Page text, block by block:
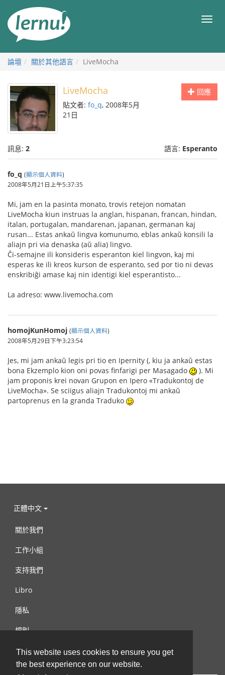
This website uses cookies to ensure you get
the best experience on our website.
目
論壇 關於其他語言 LiveMocha
回應
LiveMocha
貼文者: fo_q, 2008年5月
21日
訊息: 2 語言: Esperanto
fo_q (顯示個人資料)
2008年5月21日上午5:37:35
Mi, jam en la pasinta monato, trovis retejon nomatan
LiveMocha kiun instruas la anglan, hispanan, francan, hindan,
italan, portugalan, mandarenan, japanan, germanan kaj
rusan... Estas ankaŭ lingva komunumo, eblas ankaŭ konsili la
aliajn pri via denaska (aŭ alia) lingvo.
Ĉi-semajne ili konsideris esperanton kiel lingvon, kaj mi
esperas ke ili kreos kurson de esperanto, sed por tio ni devas
enskribiĝi amase kaj nin identigi kiel esperantisto...
La adreso: www.livemocha.com
homojKunHomoj (顯示個人資料)
2008年5月29日下午3:23:54
Jes, mi jam ankaŭ legis pri tio en Ipernity (, kiu ja ankaŭ estas
bona Ekzemplo kion oni povas finfarigi per Masagado
). Mi
jam proponis krei novan Grupon en Ipero «Tradukontoj de
LiveMocha». Se sciigus aliajn Tradukontoj mi ankaŭ
partoprenus en la granda Traduko
正體中文
關於我們
工作小組
支持我們
Libro
隱私
規則
連絡我們